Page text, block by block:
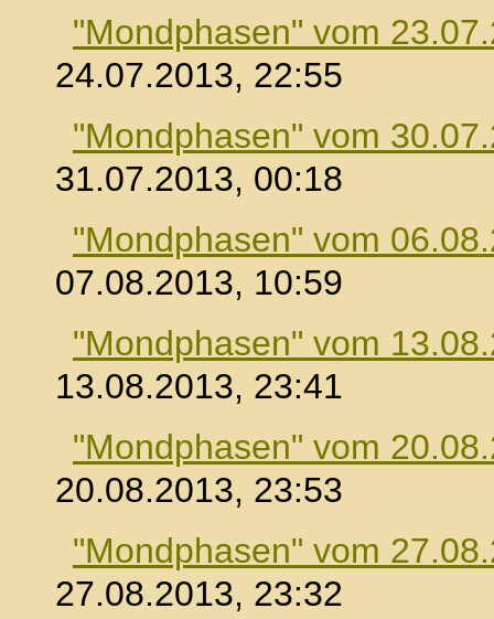
"Mondphasen" vom
24.07.2013, 22:55
"Mondphasen" vom
31.07.2013, 00:18
"Mondphasen" vom
07.08.2013, 10:59
"Mondphasen" vom
13.08.2013, 23:41
"Mondphasen" vom
20.08.2013, 23:53
"Mondphasen" vom
27.08.2013, 23:32